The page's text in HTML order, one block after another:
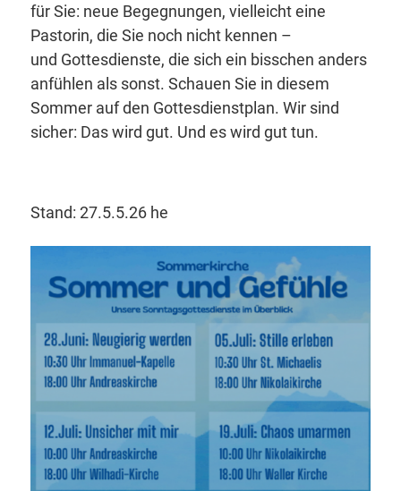
für Sie: neue Begegnungen, vielleicht eine
Pastorin, die Sie noch nicht kennen –
und Gottesdienste, die sich ein bisschen anders
anfühlen als sonst. Schauen Sie in diesem
Sommer auf den Gottesdienstplan. Wir sind
sicher: Das wird gut. Und es wird gut tun.
Stand: 27.5.5.26 he